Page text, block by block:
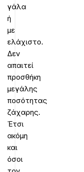
γάλα
ή
με
ελάχιστο.
Δεν
απαιτεί
προσθήκη
μεγάλης
ποσότητας
ζάχαρης.
Έτσι
ακόμη
και
όσοι